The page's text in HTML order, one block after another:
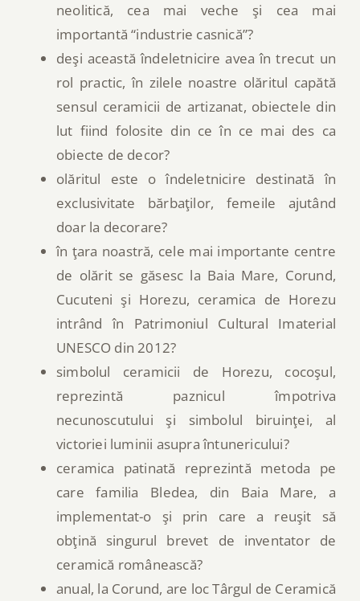
neolitică, cea mai veche şi cea mai
importantă “industrie casnică”?
deşi această îndeletnicire avea în trecut un
rol practic, în zilele noastre olăritul capătă
sensul ceramicii de artizanat, obiectele din
lut fiind folosite din ce în ce mai des ca
obiecte de decor?
olăritul este o îndeletnicire destinată în
exclusivitate bărbaţilor, femeile ajutând
doar la decorare?
în ţara noastră, cele mai importante centre
de olărit se găsesc la Baia Mare, Corund,
Cucuteni şi Horezu, ceramica de Horezu
intrând în Patrimoniul Cultural Imaterial
UNESCO din 2012?
simbolul ceramicii de Horezu, cocoşul,
reprezintă paznicul împotriva
necunoscutului şi simbolul biruinţei, al
victoriei luminii asupra întunericului?
ceramica patinată reprezintă metoda pe
care familia Bledea, din Baia Mare, a
implementat-o şi prin care a reuşit să
obţină singurul brevet de inventator de
ceramică românească?
anual, la Corund, are loc Târgul de Ceramică